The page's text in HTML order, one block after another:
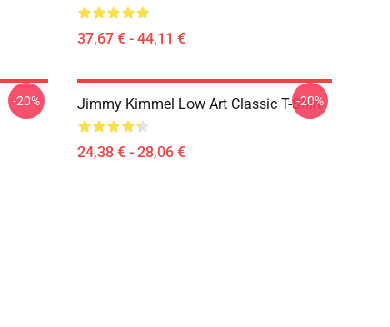
37,67 € - 44,11 €
-20% Jimmy Kimmel Low Art Classic T-Shirt
24,38 € - 28,06 €
-20%